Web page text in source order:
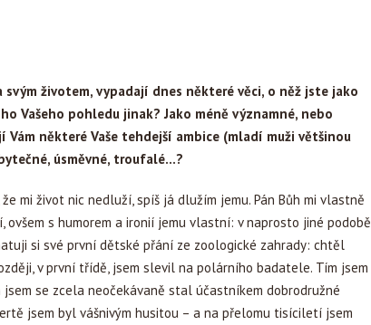
životem, vypadají dnes některé věci, o něž jste jako
Vašeho pohledu jinak? Jako méně významné, nebo
některé Vaše tehdejší ambice (mladí muži většinou
úsměvné, troufalé…?
mi život nic nedluží, spíš já dlužím jemu. Pán Bůh mi vlastně
s humorem a ironií jemu vlastní: v naprosto jiné podobě
si své první dětské přání ze zoologické zahrady: chtěl
v první třídě, jsem slevil na polárního badatele. Tím jsem
se zcela neočekávaně stal účastníkem dobrodružné
jsem byl vášnivým husitou – a na přelomu tisíciletí jsem